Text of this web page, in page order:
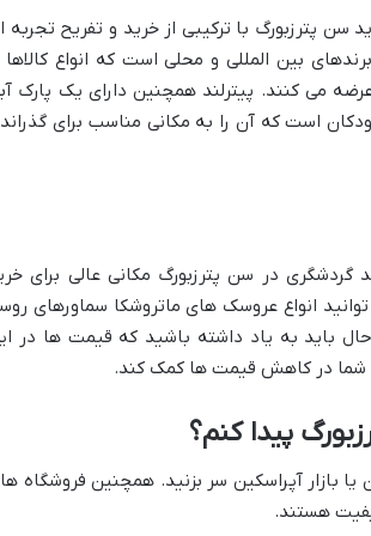
سن پترزبورگ با ترکیبی از خرید و تفریح تجربه
بین المللی و محلی است که انواع کالاها
عرضه می کنند. پیترلند همچنین دارای یک پارک
است که آن را به مکانی مناسب برای
در سن پترزبورگ مکانی عالی برای
انواع عروسک های ماتروشکا سماورهای
باید به یاد داشته باشید که قیمت ها در
به شما در کاهش قیمت ها کمک کند.
پیدا کنم؟
بازار آپراسکین سر بزنید. همچنین فروشگاه
هستند.